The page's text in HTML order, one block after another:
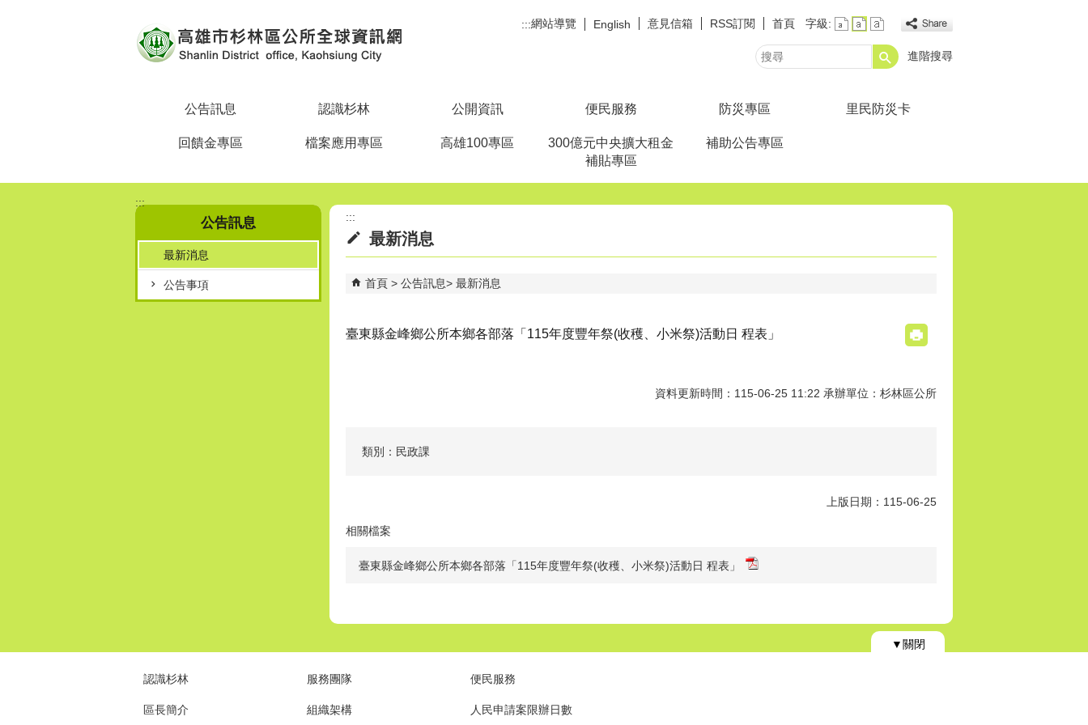
:::網站導覽 English 意見信箱 RSS訂閱 首頁 字級:
搜
進階搜尋
公告訊息 認識杉林 公開資訊 便民服務 防災專區 里民防災卡
回饋金專區 檔案應用專區 高雄100專區
300億元中央擴大租金
補貼專區
補助公告專區
:::
公告訊息
最新消息
公告事項
:::
最新消息
首頁 公告訊息 最新消息
臺東縣金峰鄉公所本鄉各部落「115年度豐年祭(收穫、小米祭)活動日 程表」
資料更新時間：115-06-25 11:22 承辦單位：杉林區公所
類別：民政課
上版日期：115-06-25
相關檔案
臺東縣金峰鄉公所本鄉各部落「115年度豐年祭(收穫、小米祭)活動日 程表」
▼關閉
認識杉林
區長簡介
服務團隊
組織架構
便民服務
人民申請案限辦日數